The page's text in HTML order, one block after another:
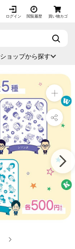
ログイン 閲覧履歴 買い物カゴ
ショップから探す